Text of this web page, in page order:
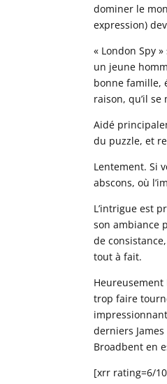
dominer le
expression)
« London Spy
un jeune
bonne famille,
raison, qu’il
Aidé
du puzzle, et
Lentement. Si
abscons, où
L’intrigue est
son ambiance
de
tout à fait.
Heureusement
trop faire
derniers
Broadbent en
[xrr rating=6/